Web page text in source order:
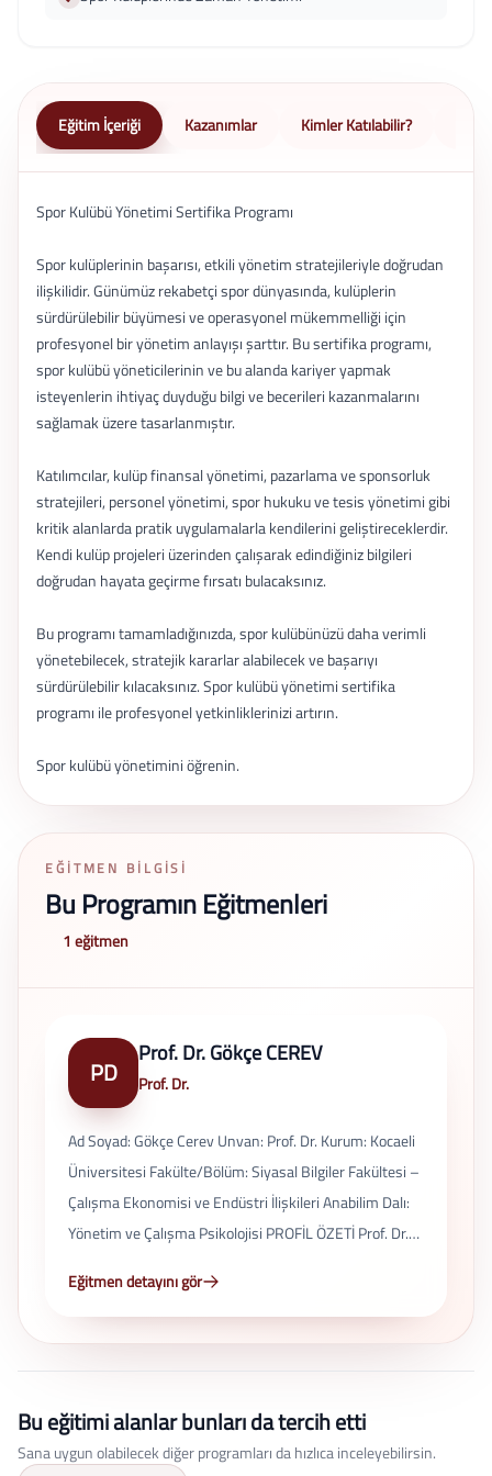
Eğitim İçeriği Kazanımlar Kimler Katılabilir?
Spor Kulübü Yönetimi Sertifika Programı
Spor kulüplerinin başarısı, etkili yönetim stratejileriyle doğrudan
ilişkilidir. Günümüz rekabetçi spor dünyasında, kulüplerin
sürdürülebilir büyümesi ve operasyonel mükemmelliği için
profesyonel bir yönetim anlayışı şarttır. Bu sertifika programı,
spor kulübü yöneticilerinin ve bu alanda kariyer yapmak
isteyenlerin ihtiyaç duyduğu bilgi ve becerileri kazanmalarını
sağlamak üzere tasarlanmıştır.
Katılımcılar, kulüp finansal yönetimi, pazarlama ve sponsorluk
stratejileri, personel yönetimi, spor hukuku ve tesis yönetimi gibi
kritik alanlarda pratik uygulamalarla kendilerini geliştireceklerdir.
Kendi kulüp projeleri üzerinden çalışarak edindiğiniz bilgileri
doğrudan hayata geçirme fırsatı bulacaksınız.
Bu programı tamamladığınızda, spor kulübünüzü daha verimli
yönetebilecek, stratejik kararlar alabilecek ve başarıyı
sürdürülebilir kılacaksınız. Spor kulübü yönetimi sertifika
programı ile profesyonel yetkinliklerinizi artırın.
Spor kulübü yönetimini öğrenin.
EĞITMEN BILGISI
Bu Programın Eğitmenleri
1 eğitmen
PD
Prof. Dr. Gökçe CEREV
Prof. Dr.
Ad Soyad: Gökçe Cerev Unvan: Prof. Dr. Kurum: Kocaeli
Üniversitesi Fakülte/Bölüm: Siyasal Bilgiler Fakültesi –
Çalışma Ekonomisi ve Endüstri İlişkileri Anabilim Dalı:
Yönetim ve Çalışma Psikolojisi PROFİL ÖZETİ Prof. Dr.
sağlığı–güvenliği alanlarında çalışmalar yürüten bir
akademisyendir. Araştırmaları; işgücü piyasası, örgütsel
Toplam yayın: 150+ WoS yayın: 11 Scopus yayın: 7
Google Scholar atıf: ~430 H-indeks (Scholar): 12
Eğitmen detayını gör
Bu eğitimi alanlar bunları da tercih etti
Sana uygun olabilecek diğer programları da hızlıca inceleyebilirsin.